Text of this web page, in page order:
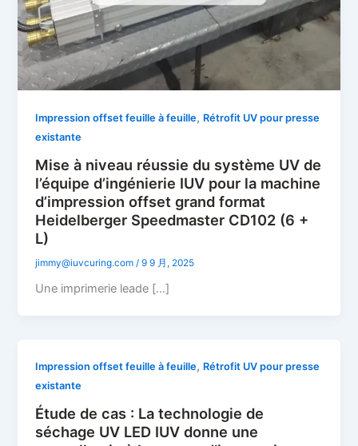
Impression offset feuille à feuille, Rétrofit UV pour presse
existante
Mise à niveau réussie du système UV de
l’équipe d’ingénierie IUV pour la machine
d’impression offset grand format
Heidelberger Speedmaster CD102 (6 +
L)
jimmy@iuvcuring.com /9 9 月, 2025
Une imprimerie leade […]
Impression offset feuille à feuille, Rétrofit UV pour presse
existante
Étude de cas : La technologie de
séchage UV LED IUV donne une